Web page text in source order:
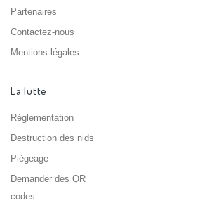
Partenaires
Contactez-nous
Mentions légales
La lutte
Réglementation
Destruction des nids
Piégeage
Demander des QR
codes